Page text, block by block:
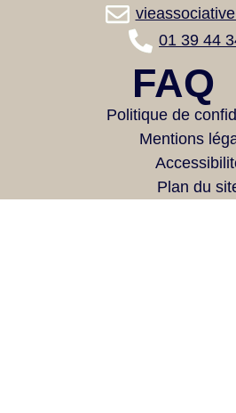
01 39 44
FAQ
Politique de
Mentions
Plan du